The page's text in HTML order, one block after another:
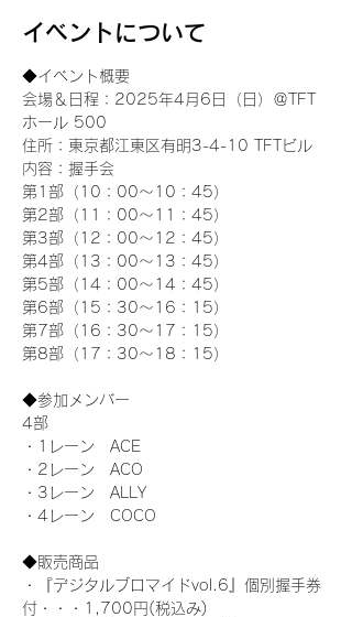
イベントについて
◆イベント概要
会場＆日程：2025年4月6日（日）＠TFT
ホール 500
住所：東京都江東区有明3-4-10 TFTビル
内容：握手会
第1部（10：00～10：45）
第2部（11：00～11：45）
第3部（12：00～12：45）
第4部（13：00～13：45）
第5部（14：00～14：45）
第6部（15：30～16：15）
第7部（16：30～17：15）
第8部（17：30～18：15）
◆参加メンバー
4部
・1レーン　ACE
・2レーン　ACO
・3レーン　ALLY
・4レーン　COCO
◆販売商品
・『デジタルブロマイドvol.6』個別握手券
付・・・1,700円(税込み)